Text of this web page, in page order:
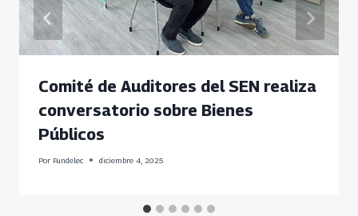
Comité de Auditores del SEN realiza
conversatorio sobre Bienes
Públicos
Por Fundelec diciembre 4, 2025